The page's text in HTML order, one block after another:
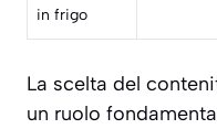
in frigo
La scelta del
un ruolo